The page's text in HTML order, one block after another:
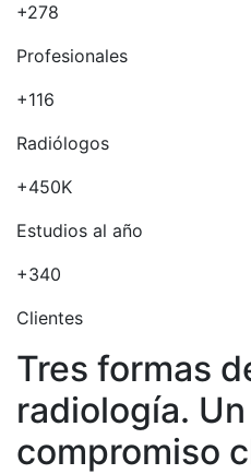
+278
Profesionales
+116
Radiólogos
+450K
Estudios al año
+340
Clientes
Tres formas
radiología.
compromiso